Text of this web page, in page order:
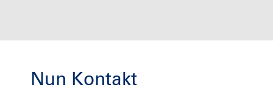
Nun Kontakt